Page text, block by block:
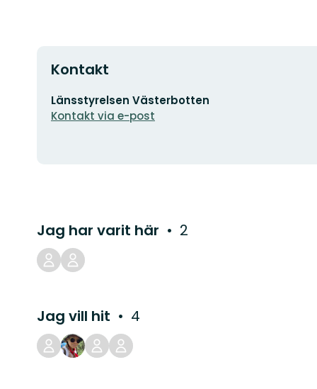
Kontakt
E-
postadress
Länsstyrelsen Västerbotten
Kontakt via e-post
Jag har varit här 2
Jag vill hit 4